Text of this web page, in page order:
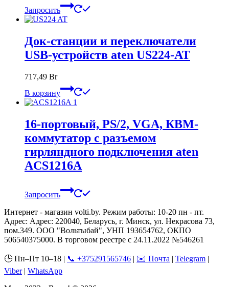
Запросить
Док-станции и переключатели
USB-устройств aten US224-AT
717,49 Br
В корзину
16-портовый, PS/2, VGA, КВМ-
коммутатор с разъемом
гирляндного подключения aten
ACS1216A
Запросить
Интернет - магазин volti.by. Режим работы: 10-20 пн - пт.
Адрес: Адрес: 220040, Беларусь, г. Минск, ул. Некрасова 73,
пом.349. ООО "Вольтыбай", УНП 193654762, ОКПО
506540375000. В торговом реестре с 24.11.2022 №546261
🕒 Пн–Пт 10–18 | 📞 +375291565746 | ✉️ Почта | Telegram |
Viber| WhatsApp